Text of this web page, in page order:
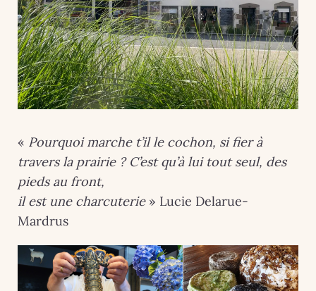
« Pourquoi marche t’il le cochon, si fier à
travers la prairie ? C’est qu’à lui tout seul, des
pieds au front,
il est une charcuterie» Lucie Delarue-
Mardrus